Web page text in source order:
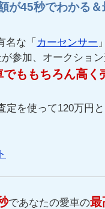
が45秒でわかる
名な「 カーセンサー
参加、オークション
ももちろん高く
定を使って120万円と
であなたの愛車の最